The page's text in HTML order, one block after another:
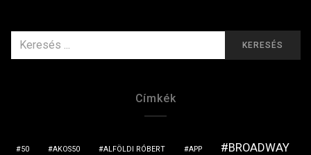
ERRE:
KERESÉS
Címkék
50 AKOS50 ALFÖLDI RÓBERT APP
BROADWAY